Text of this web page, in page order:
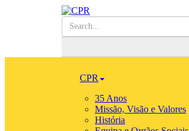
CPR
35 Anos
Missão, Visão e Valores
História